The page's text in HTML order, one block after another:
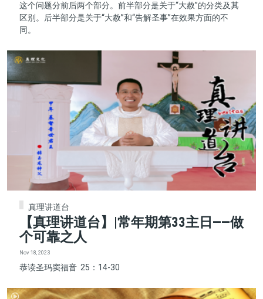
这个问题分前后两个部分。前半部分是关于“大赦”的分类及其
区别。后半部分是关于“大赦”和“告解圣事”在效果方面的不
同。
真理讲道台
【真理讲道台】|常年期第33主日——做
个可靠之人
Nov 18, 2023
恭读圣玛窦福音 25：14-30